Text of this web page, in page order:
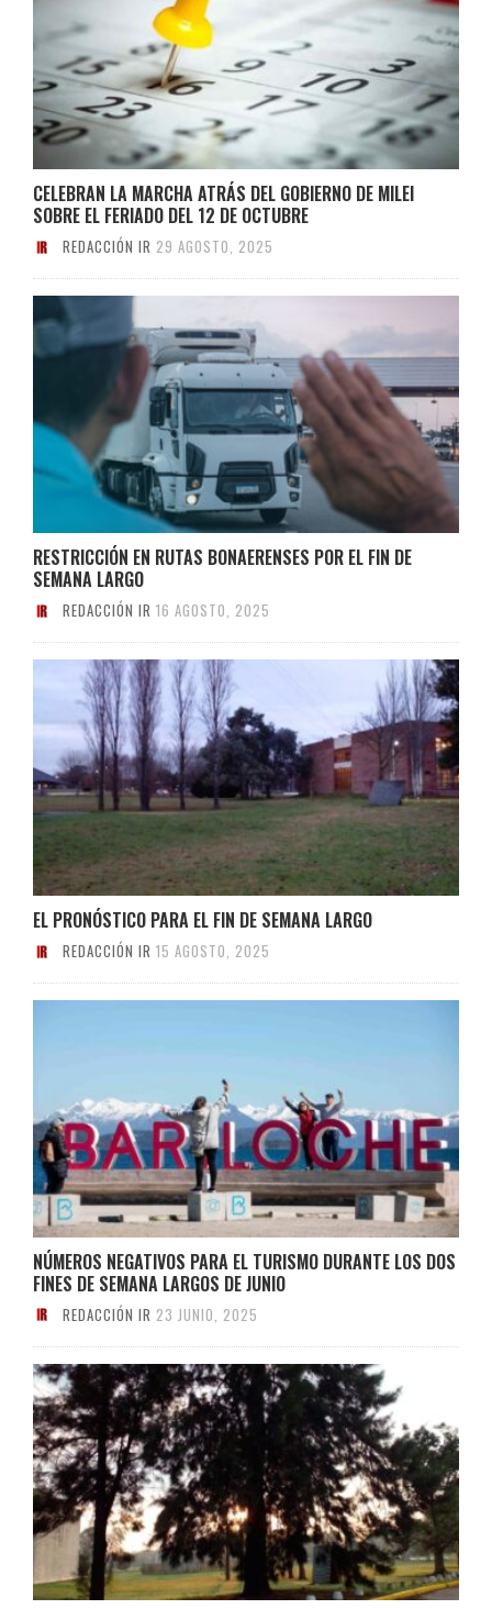
CELEBRAN LA MARCHA ATRÁS DEL GOBIERNO DE MILEI
SOBRE EL FERIADO DEL 12 DE OCTUBRE
REDACCIÓN IR 29 AGOSTO, 2025
RESTRICCIÓN EN RUTAS BONAERENSES POR EL FIN DE
SEMANA LARGO
REDACCIÓN IR 16 AGOSTO, 2025
EL PRONÓSTICO PARA EL FIN DE SEMANA LARGO
REDACCIÓN IR 15 AGOSTO, 2025
NÚMEROS NEGATIVOS PARA EL TURISMO DURANTE LOS DOS
FINES DE SEMANA LARGOS DE JUNIO
REDACCIÓN IR 23 JUNIO, 2025